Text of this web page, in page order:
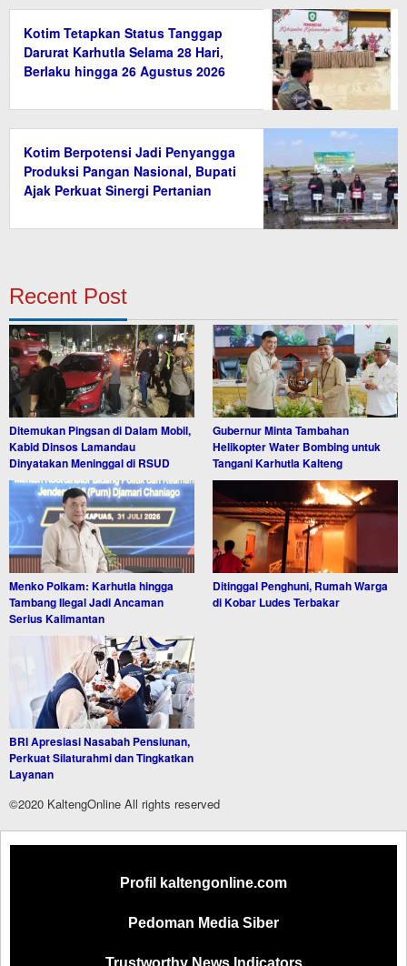
Kotim Tetapkan Status Tanggap
Darurat Karhutla Selama 28 Hari,
Berlaku hingga 26 Agustus 2026
Kotim Berpotensi Jadi Penyangga
Produksi Pangan Nasional, Bupati
Ajak Perkuat Sinergi Pertanian
Recent Post
Ditemukan Pingsan di Dalam Mobil,
Kabid Dinsos Lamandau
Dinyatakan Meninggal di RSUD
Gubernur Minta Tambahan
Helikopter Water Bombing untuk
Tangani Karhutla Kalteng
Menko Polkam: Karhutla hingga
Tambang Ilegal Jadi Ancaman
Serius Kalimantan
Ditinggal Penghuni, Rumah Warga
di Kobar Ludes Terbakar
BRI Apresiasi Nasabah Pensiunan,
Perkuat Silaturahmi dan Tingkatkan
Layanan
©2020 KaltengOnline All rights reserved
Profil kaltengonline.com
Pedoman Media Siber
Trustworthy News Indicators